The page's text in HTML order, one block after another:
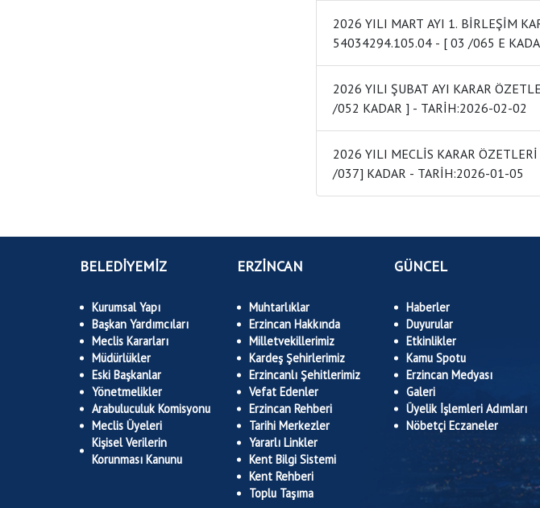
2026 YILI MART AYI 1. BİRLEŞİM KARAR ÖZETLERİ - KARAR NO:
2026 YILI ŞUBAT AYI KARAR ÖZETLERİ - KARAR NO: 54034294.105.04 - [ 02 /038] DEN
/052 KADAR ] - TARİH:2026-02-02
2026 YILI MECLİS KARAR ÖZETLERİ - KARAR NO: 54034294.105.04 - [ 01 /001]DEN 54034294.105.04 - [ 01
/037] KADAR - TARİH:2026-01-05
BELEDİYEMİZ
Kurumsal Yapı
Başkan Yardımcıları
Meclis Kararları
Müdürlükler
Eski Başkanlar
Yönetmelikler
Arabuluculuk Komisyonu
Meclis Üyeleri
Kişisel Verilerin
Korunması Kanunu
ERZİNCAN
Muhtarlıklar
Erzincan Hakkında
Milletvekillerimiz
Kardeş Şehirlerimiz
Erzincanlı Şehitlerimiz
Vefat Edenler
Erzincan Rehberi
Tarihi Merkezler
Yararlı Linkler
Kent Bilgi Sistemi
Kent Rehberi
Toplu Taşıma
GÜNCEL
Haberler
Duyurular
Etkinlikler
Kamu Spotu
Erzincan Medyası
Galeri
Üyelik İşlemleri Adımları
Nöbetçi Eczaneler